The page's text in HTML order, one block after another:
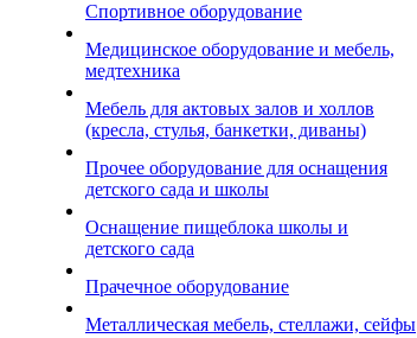
Спортивное оборудование
Медицинское оборудование и мебель,
медтехника
Мебель для актовых залов и холлов
(кресла, стулья, банкетки, диваны)
Прочее оборудование для оснащения
детского сада и школы
Оснащение пищеблока школы и
детского сада
Прачечное оборудование
Металлическая мебель, стеллажи, сейфы